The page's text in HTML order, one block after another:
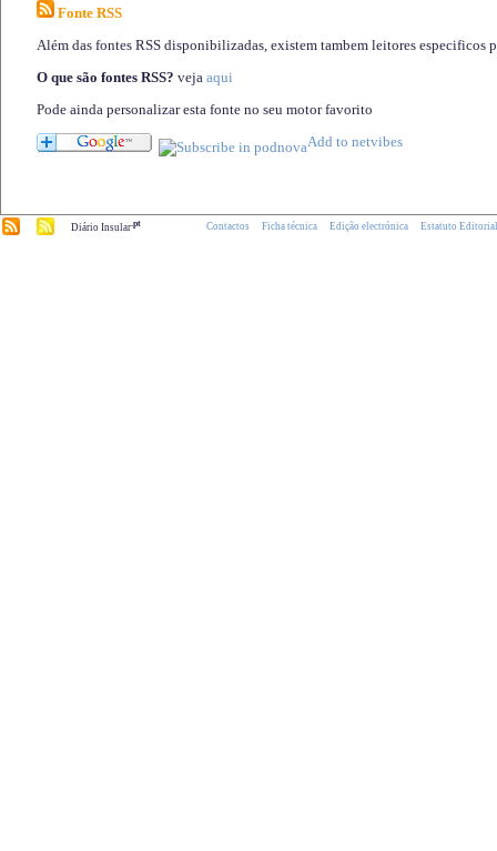
Fonte RSS
Além das fontes RSS disponibilizadas, existem tambem leitores especificos
O que são fontes RSS? veja aqui
Pode ainda personalizar esta fonte no seu motor favorito
Diário Insular.pt Contactos Ficha técnica Edição electrónica Estatuto Editorial